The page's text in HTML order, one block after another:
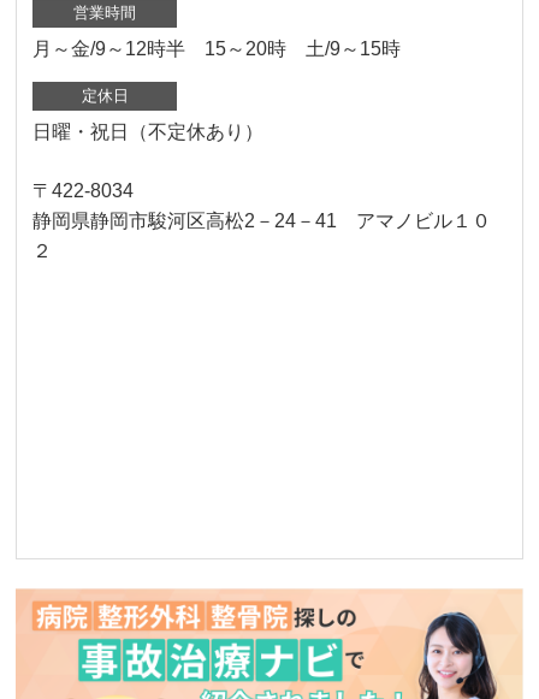
営業時間
月～金/9～12時半 15～20時 土/9～15時
定休日
日曜・祝日（不定休あり）
〒422-8034
静岡県静岡市駿河区高松2－24－41 アマノビル１０
２